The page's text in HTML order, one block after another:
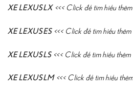
XE LEXUS LX <<< Click để tìm hiểu thêm
XE LEXUS ES <<< Click để tìm hiểu thêm
XE LEXUS LS <<< Click để tìm hiểu thêm
XE LEXUS LM <<< Click để tìm hiểu